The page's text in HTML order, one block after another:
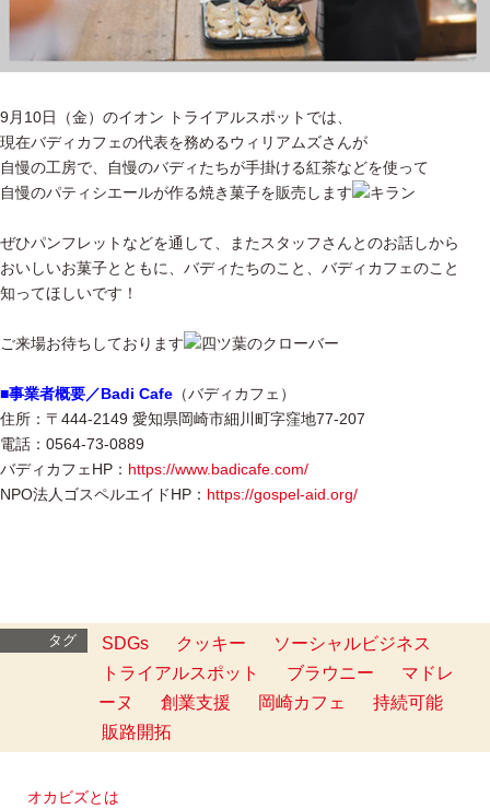
9月10日（金）のイオン トライアルスポットでは、
現在バディカフェの代表を務めるウィリアムズさんが
自慢の工房で、自慢のバディたちが手掛ける紅茶などを使って
自慢のパティシエールが作る焼き菓子を販売します
ぜひパンフレットなどを通して、またスタッフさんとのお話しから
おいしいお菓子とともに、バディたちのこと、バディカフェのこと
知ってほしいです！
ご来場お待ちしております
■事業者概要／Badi Cafe （バディカフェ）
住所：〒444-2149 愛知県岡崎市細川町字窪地77-207
電話：0564-73-0889
バディカフェHP： https://www.badicafe.com/
NPO法人ゴスペルエイドHP： https://gospel-aid.org/
タグ SDGs クッキー
ソーシャルビジネス
トライアルスポット
ブラウニー
マドレ
ーヌ
創業支援 岡崎カフェ
持続可能
販路開拓
オカビズとは